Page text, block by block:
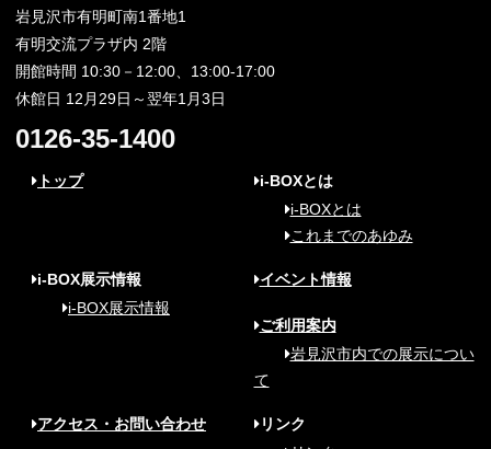
岩見沢市有明町南1番地1
有明交流プラザ内 2階
開館時間 10:30－12:00、13:00-17:00
休館日 12月29日～翌年1月3日
0126-35-1400
トップ
i-BOXとは
i-BOXとは
これまでのあゆみ
i-BOX展示情報
i-BOX展示情報
イベント情報
ご利用案内
岩見沢市内での展示につい
て
アクセス・お問い合わせ
リンク